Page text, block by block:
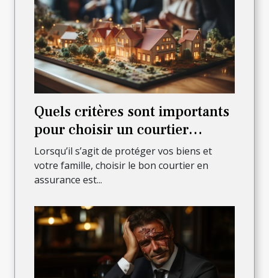
Quels critères sont importants
pour choisir un courtier
assurant sûreté et sécurité des
biens et de la famille ?
Lorsqu’il s’agit de protéger vos biens et
votre famille, choisir le bon courtier en
assurance est...